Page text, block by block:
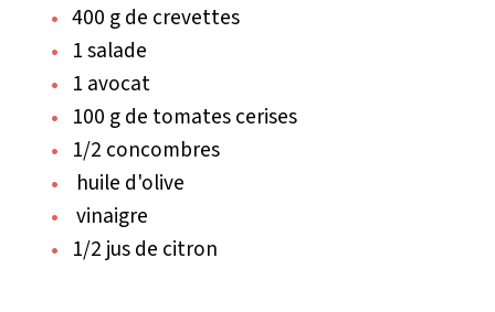
400 g de crevettes
1 salade
1 avocat
100 g de tomates cerises
1/2 concombres
huile d'olive
vinaigre
1/2 jus de citron